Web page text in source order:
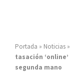
Portada » Noticias »
tasación
segunda mano